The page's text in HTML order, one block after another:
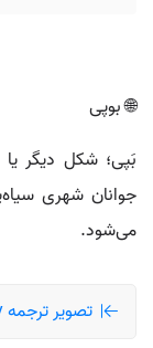
🌐 بوپی
جوانان شهری
می‌شود.
تصویر ترجمه Buppy